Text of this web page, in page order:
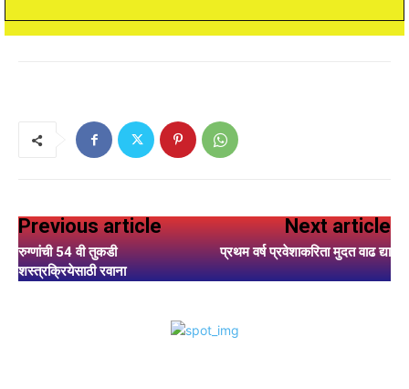
Previous article
रुग्णांची 54 वी तुकडी
शस्त्रक्रियेसाठी रवाना
Next article
प्रथम वर्ष प्रवेशाकरिता मुदत वाढ द्या